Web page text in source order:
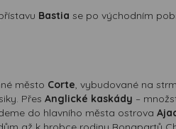
Bastia se po východním
město Corte, vybudované na
Přes Anglické kaskády –
do hlavního města ostrova